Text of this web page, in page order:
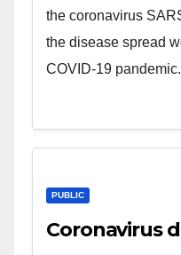
the coronavirus
the disease spread
COVID-19
PUBLIC
Coronavirus